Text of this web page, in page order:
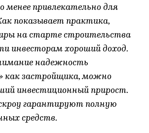
менее привлекательно для
показывает практика,
на старте строительства
инвесторам хороший доход.
надежность
как застройщика, можно
инвестиционный прирост.
гарантируют полную
средств.